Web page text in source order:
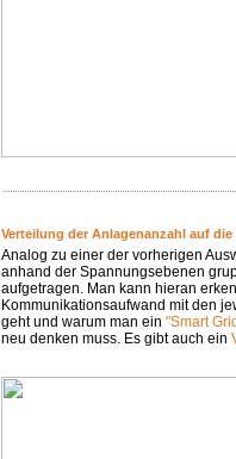
Verteilung der Anlagenanzahl auf die
Analog zu einer der vorherigen
anhand der Spannungsebenen
aufgetragen. Man kann hieran
Kommunikationsaufwand mit den
geht und warum man ein "Smart
neu denken muss. Es gibt auch ein